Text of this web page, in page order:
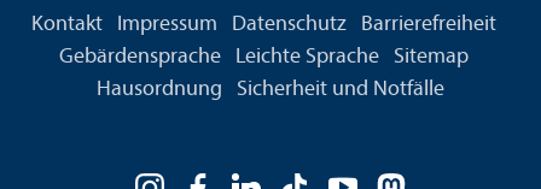
Kontakt Impressum Datenschutz
Barrierefreiheit
Gebärdensprache
Leichte Sprache
Sitemap
Hausordnung
Sicherheit und Notfälle